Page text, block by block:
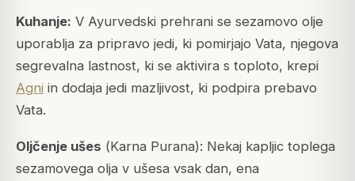
Kuhanje: V Ayurvedski prehrani se sezamovo olje
uporablja za pripravo jedi, ki pomirjajo Vata, njegova
segrevalna lastnost, ki se aktivira s toploto, krepi
Agni in dodaja jedi mazljivost, ki podpira prebavo
Vata.
Oljčenje ušes (Karna Purana): Nekaj kapljic toplega
sezamovega olja v ušesa vsak dan, ena